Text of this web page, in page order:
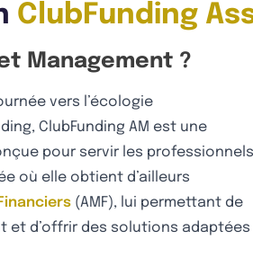
ClubFunding
Management ?
vers l’écologie
ClubFunding AM est une
pour servir les professionnels
où elle obtient d’ailleurs
(AMF), lui permettant de
et d’offrir des solutions adaptées